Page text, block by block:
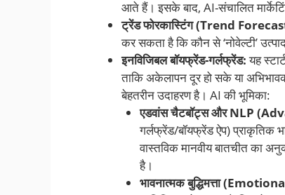
आते हैं। इसके बाद, AI-संचालित
ट्रेंड फोरकास्टिंग (Trend
कर सकता है कि कौन से ‘नोवेल्टी’
इनविजिबल बॉयफ्रेंड-गर्लफ्रेंड:यह
ताकि अकेलापन दूर हो सके या
बेहतरीन उदाहरण है। AI की भूमिका:
एडवांस चैटबॉट्स और NLP
गर्लफ्रेंड/बॉयफ्रेंड ऐप)
वास्तविक मानवीय बातचीत का
है।
भावनात्मक बुद्धिमत्ता